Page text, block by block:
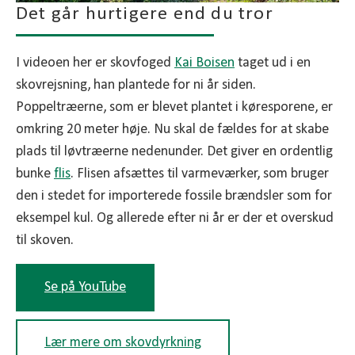
pleje er til at komme til
Når du godkender skovkortet, håndterer vi
ansøgningen i MARS og dialogen med myndigheder
(SGAV/kommune). Her indgår den nødvendige
screening (fx VVM-screening), punktberegning i
ordningen og de tekniske bilag. Vi tager papirarbejdet,
men holder dig løbende orienteret.
5) Bestilling af planter og logistik
og vildttryk. Planterne leveres tæt på plantetidspunktet,
så kvaliteten er i top. Vi planlægger også hegn, porte og
hjørnestolper i god tid.
Det går hurtigere end du tror
I videoen her er skovfoged Kai Boisen taget ud i en
skovrejsning, han plantede for ni år siden.
Poppeltræerne, som er blevet plantet i køresporene, er
omkring 20 meter høje. Nu skal de fældes for at skabe
plads til løvtræerne nedenunder. Det giver en ordentlig
bunke flis. Flisen afsættes til varmeværker, som bruger
den i stedet for importerede fossile brændsler som for
eksempel kul. Og allerede efter ni år er der et overskud
til skoven.
Se på YouTube
Lær mere om skovdyrkning